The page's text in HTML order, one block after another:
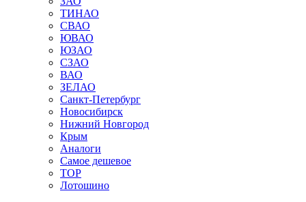
ТИНАО
СВАО
ЮВАО
ЮЗАО
СЗАО
ВАО
ЗЕЛАО
Санкт-Петербург
Новосибирск
Нижний Новгород
Крым
Аналоги
Самое дешевое
TOP
Лотошино